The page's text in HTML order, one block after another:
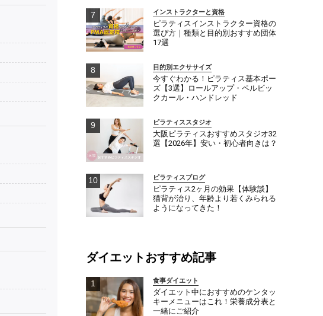
インストラクターと資格
ピラティスインストラクター資格の
選び方｜種類と目的別おすすめ団体
17選
目的別エクササイズ
今すぐわかる！ピラティス基本ポー
ズ【3選】ロールアップ・ペルビッ
クカール・ハンドレッド
ピラティススタジオ
大阪ピラティスおすすめスタジオ32
選【2026年】安い・初心者向きは？
ピラティスブログ
ピラティス2ヶ月の効果【体験談】
猫背が治り、年齢より若くみられる
ようになってきた！
ダイエットおすすめ記事
食事ダイエット
ダイエット中におすすめのケンタッ
キーメニューはこれ！栄養成分表と
一緒にご紹介